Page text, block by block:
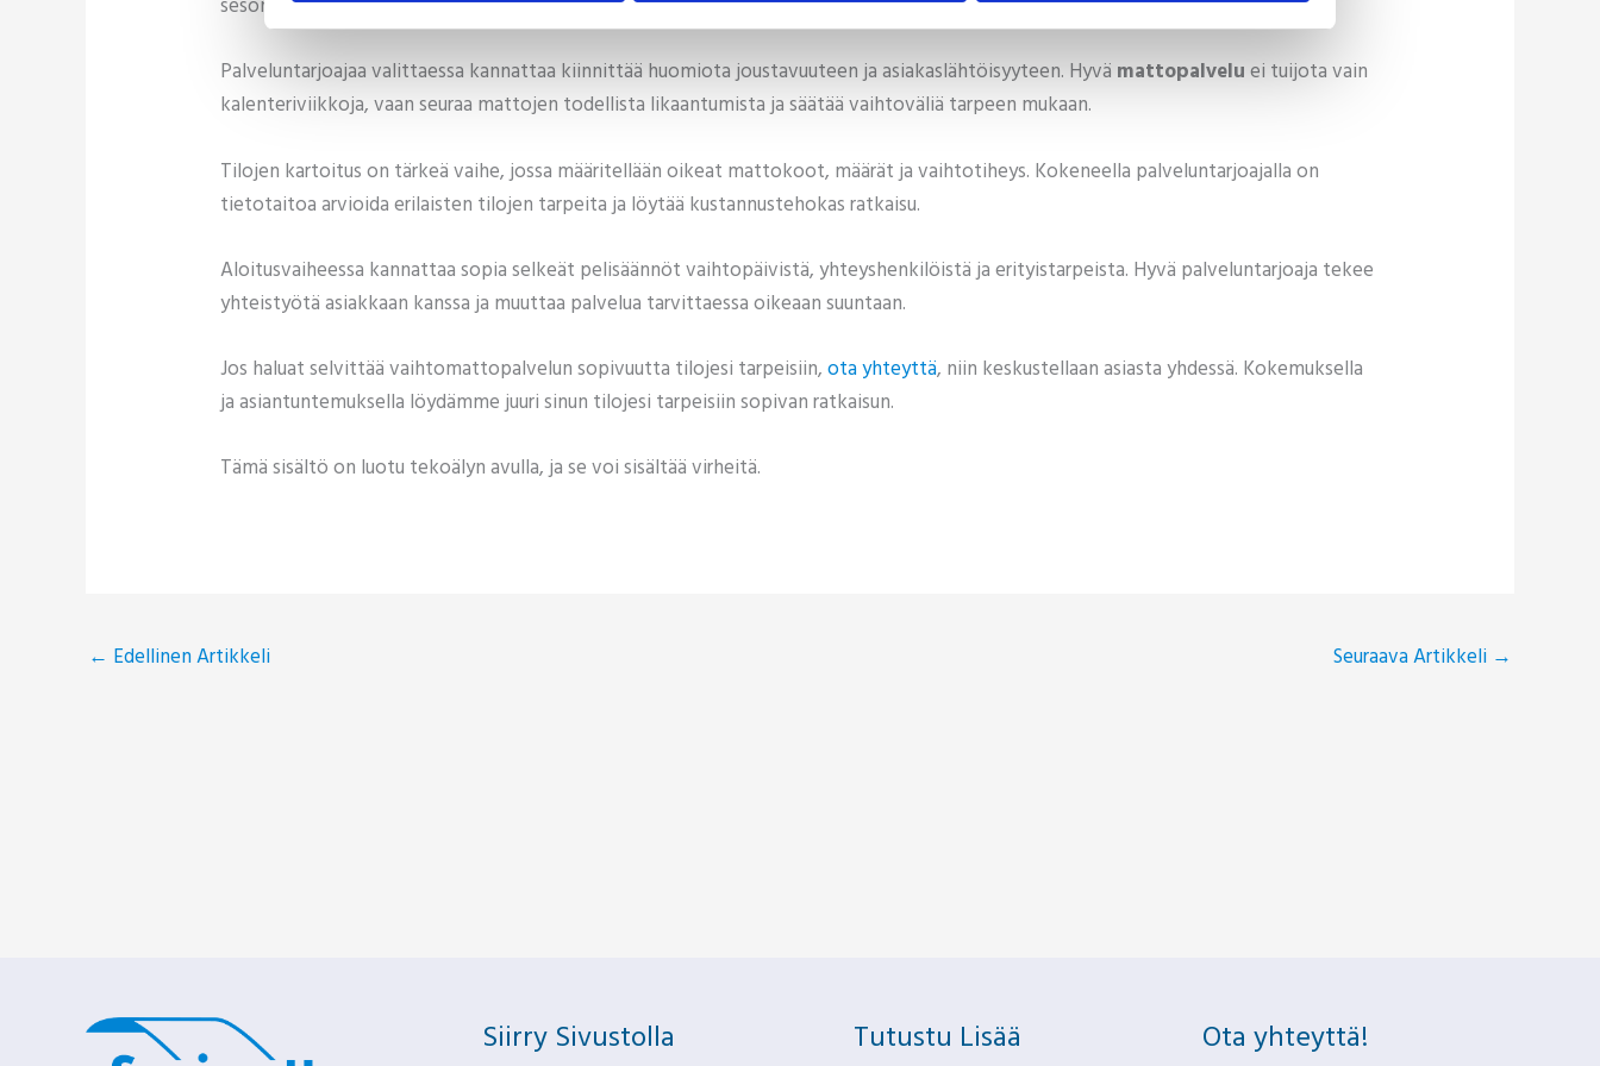
sesonkia.
Palveluntarjoajaa valittaessa kannattaa kiinnittää huomiota joustavuuteen ja asiakaslähtöisyyteen. Hyvä mattopalveluei tuijota vain
kalenteriviikkoja, vaan seuraa mattojen todellista likaantumista ja säätää vaihtoväliä tarpeen mukaan.
Tilojen kartoitus on tärkeä vaihe, jossa määritellään oikeat mattokoot, määrät ja vaihtotiheys. Kokeneella palveluntarjoajalla on
tietotaitoa arvioida erilaisten tilojen tarpeita ja löytää kustannustehokas ratkaisu.
Aloitusvaiheessa kannattaa sopia selkeät pelisäännöt vaihtopäivistä, yhteyshenkilöistä ja erityistarpeista. Hyvä palveluntarjoaja tekee
yhteistyötä asiakkaan kanssa ja muuttaa palvelua tarvittaessa oikeaan suuntaan.
Jos haluat selvittää vaihtomattopalvelun sopivuutta tilojesi tarpeisiin,ota yhteyttä, niin keskustellaan asiasta yhdessä. Kokemuksella
ja asiantuntemuksella löydämme juuri sinun tilojesi tarpeisiin sopivan ratkaisun.
Tämä sisältö on luotu tekoälyn avulla, ja se voi sisältää virheitä.
← Edellinen Artikkeli Seuraava Artikkeli →
Siirry Sivustolla Tutustu Lisää Ota yhteyttä!